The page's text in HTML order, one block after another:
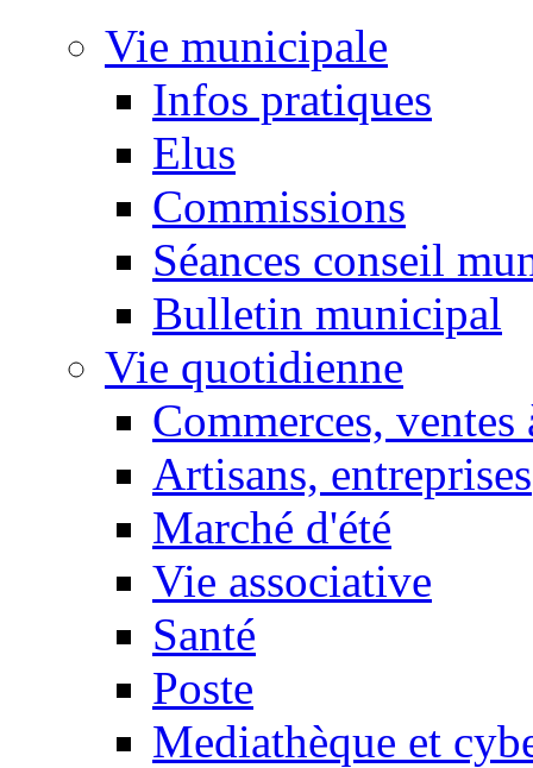
Vie municipale
Infos pratiques
Elus
Commissions
Séances conseil
Bulletin municipal
Vie quotidienne
Commerces, ventes
Artisans, entreprises
Marché d'été
Vie associative
Santé
Poste
Mediathèque et